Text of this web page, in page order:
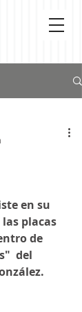
en su
placas
de
del